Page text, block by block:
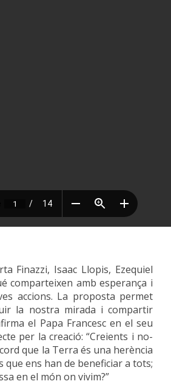
Finazzi, Isaac Llopis, Ezequiel
comparteixen amb esperança i
accions. La proposta permet
la nostra mirada i compartir
el Papa Francesc en el seu
per la creació: “Creients i no-
que la Terra és una herència
que ens han de beneficiar a tots;
en el món on vivim?”